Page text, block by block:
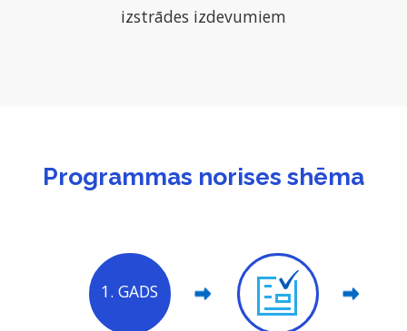
izstrādes izdevumiem
Programmas norises shēma
1. GADS